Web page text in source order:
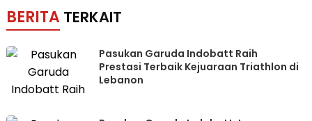
BERITA TERKAIT
Pasukan Garuda Indobatt Raih
Prestasi Terbaik Kejuaraan Triathlon di
Lebanon